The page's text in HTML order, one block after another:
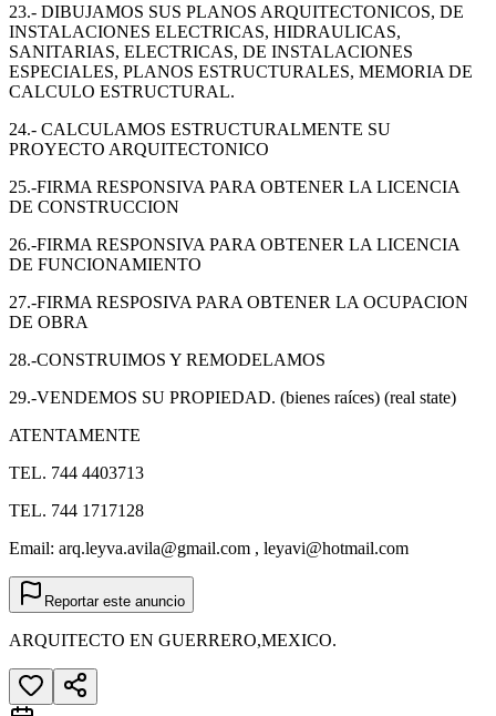
23.- DIBUJAMOS SUS PLANOS ARQUITECTONICOS, DE
INSTALACIONES ELECTRICAS, HIDRAULICAS,
SANITARIAS, ELECTRICAS, DE INSTALACIONES
ESPECIALES, PLANOS ESTRUCTURALES, MEMORIA DE
CALCULO ESTRUCTURAL.
24.- CALCULAMOS ESTRUCTURALMENTE SU
PROYECTO ARQUITECTONICO
25.-FIRMA RESPONSIVA PARA OBTENER LA LICENCIA
DE CONSTRUCCION
26.-FIRMA RESPONSIVA PARA OBTENER LA LICENCIA
DE FUNCIONAMIENTO
27.-FIRMA RESPOSIVA PARA OBTENER LA OCUPACION
DE OBRA
28.-CONSTRUIMOS Y REMODELAMOS
29.-VENDEMOS SU PROPIEDAD. (bienes raíces) (real state)
ATENTAMENTE
TEL. 744 4403713
TEL. 744 1717128
Email: arq.leyva.avila@gmail.com , leyavi@hotmail.com
Reportar este anuncio
ARQUITECTO EN GUERRERO,MEXICO.